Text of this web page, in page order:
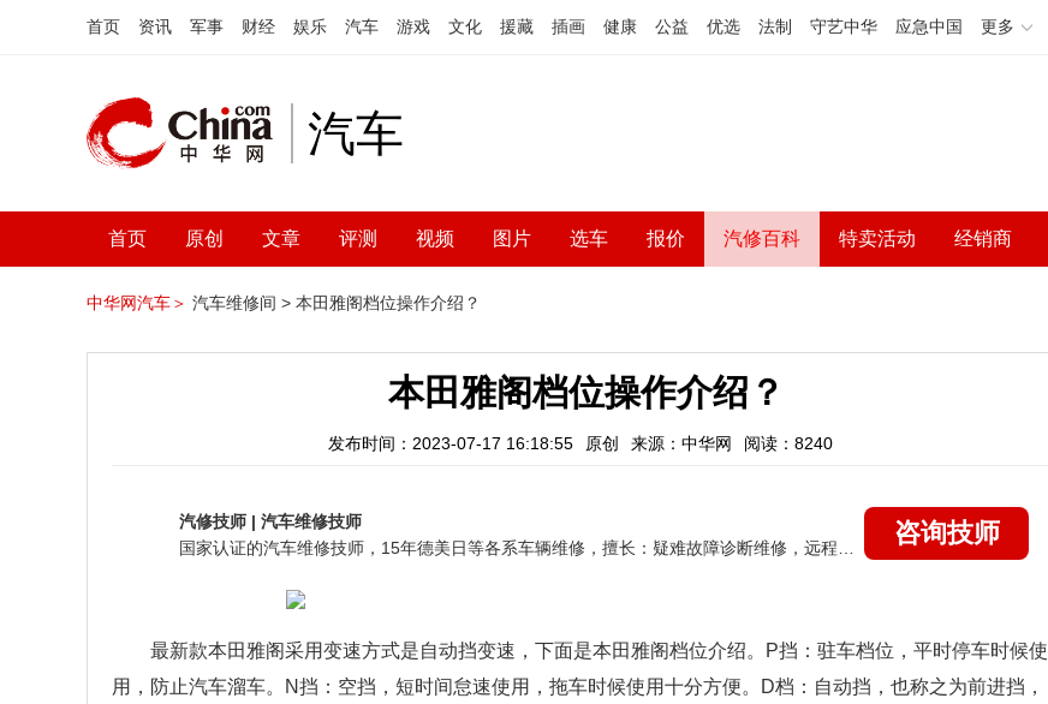
首页 资讯 军事 财经 娱乐 汽车 游戏 文化 援藏 插画 健康 公益 优选 法制 守艺中华 应急中国 更多
汽车
首页 原创 文章 评测 视频 图片 选车 报价 汽修百科 特卖活动 经销商
中华网汽车＞ 汽车维修间 > 本田雅阁档位操作介绍？
本田雅阁档位操作介绍？
发布时间：2023-07-17 16:18:55 原创 来源：中华网 阅读：8240
汽修技师 | 汽车维修技师
咨询技师
最新款本田雅阁采用变速方式是自动挡变速，下面是本田雅阁档位介绍。P挡：驻车档位，平时停车时候使
用，防止汽车溜车。N挡：空挡，短时间怠速使用，拖车时候使用十分方便。D档：自动挡，也称之为前进挡，